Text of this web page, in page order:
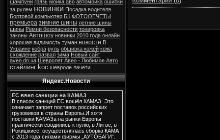
шампуни грязь мойка аво автомойка ошибки
за рулем новинки Посадка водителя
Бортовой компьютер БК ФОТООТЧЕТЫ
премьера зимние шины летние шины
шины Ремни безопасности тонировка
законы Автошоу новинки 2010 года онлайн
хорошая видимость туман новости В
Украине кобра руль обшивка кожей кожа
схождение развал зима Новый сайт
aveo.dn.ua Шевролет Авео - Любимое Авто
стайлинг koc шевроле лачети
Яндекс.Новости
ЕС ввел санкции на КАМАЗ
В список санкций ЕС вошёл КАМАЗ. Это
означает запрет поставок российских
грузовиков в страны Европы.И хотя
поставки КАМАЗа на рынки Европы
практически сводились к нулю, в Литве, в
Рокишкисе, осуществлялась сборка КАМА
с 2013 года силами фирмы „АУТОБАГИ“.